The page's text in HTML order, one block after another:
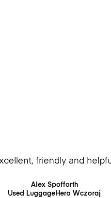
friendly and
Alex Spofforth
Used LuggageHero Wczoraj